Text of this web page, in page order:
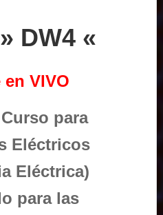
DW4 «
VIVO
para
Eléctricos
Eléctrica)
para las